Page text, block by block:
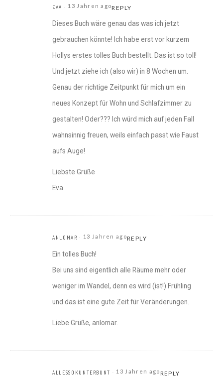
EVA 13 Jahren agoREPLY
Dieses Buch wäre genau das was ich jetzt
gebrauchen könnte! Ich habe erst vor kurzem
Hollys erstes tolles Buch bestellt. Das ist so toll!
Und jetzt ziehe ich (also wir) in 8 Wochen um.
Genau der richtige Zeitpunkt für mich um ein
neues Konzept für Wohn und Schlafzimmer zu
gestalten! Oder??? Ich würd mich auf jeden Fall
wahnsinnig freuen, weils einfach passt wie Faust
aufs Auge!
Liebste Grüße
Eva
ANLOMAR 13 Jahren agoREPLY
Ein tolles Buch!
Bei uns sind eigentlich alle Räume mehr oder
weniger im Wandel, denn es wird (ist!) Frühling
und das ist eine gute Zeit für Veränderungen.
Liebe Grüße, anlomar.
ALLESSOKUNTERBUNT 13 Jahren agoREPLY